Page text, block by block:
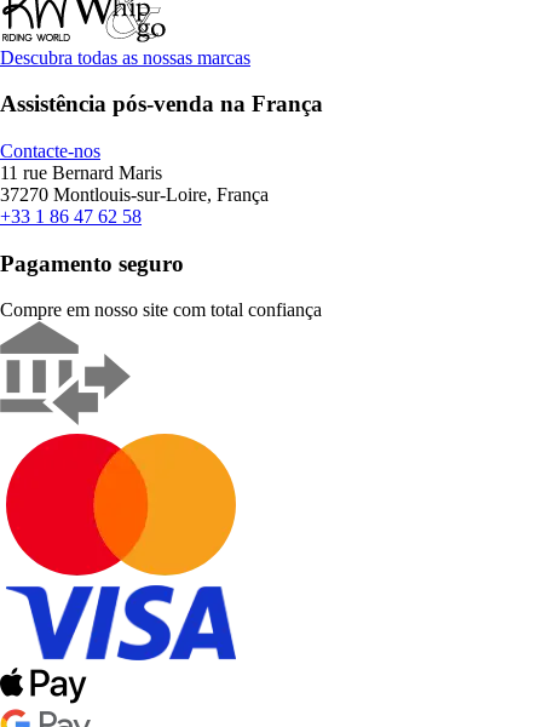
Descubra todas as nossas marcas
Assistência pós-venda na França
Contacte-nos
11 rue Bernard Maris
37270 Montlouis-sur-Loire, França
+33 1 86 47 62 58
Pagamento seguro
Compre em nosso site com total confiança